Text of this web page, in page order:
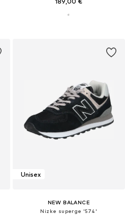
Unisex
NEW BALANCE
Nizke superge '574'